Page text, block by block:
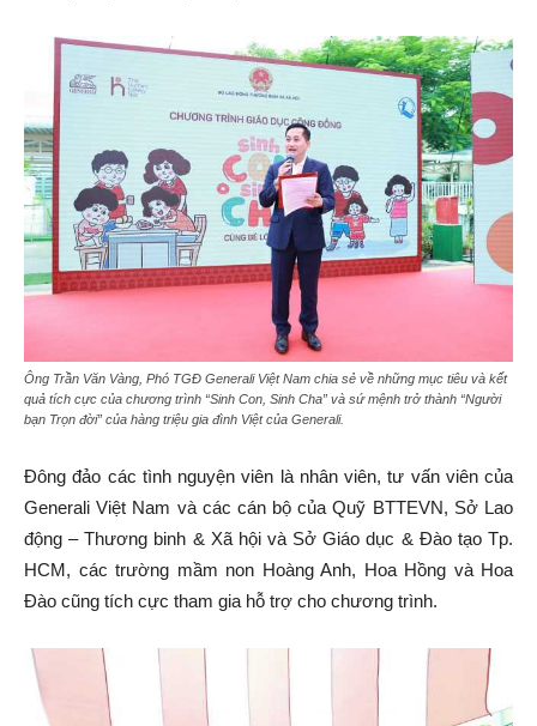
Ông Trần Văn Vàng, Phó TGĐ Generali Việt Nam chia sẻ về những mục tiêu và kết
quả tích cực của chương trình “Sinh Con, Sinh Cha” và sứ mệnh trở thành “Người
bạn Trọn đời” của hàng triệu gia đình Việt của Generali.
Đông đảo các tình nguyện viên là nhân viên, tư vấn viên của
Generali Việt Nam và các cán bộ của Quỹ BTTEVN, Sở Lao
động – Thương binh & Xã hội và Sở Giáo dục & Đào tạo Tp.
HCM, các trường mầm non Hoàng Anh, Hoa Hồng và Hoa
Đào cũng tích cực tham gia hỗ trợ cho chương trình.